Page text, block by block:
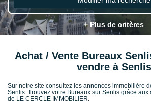
+ Plus de critères
Achat / Vente Bureaux
vendre à Senlis
Sur notre site consultez les annonces immobilière
Senlis. Trouvez votre Bureaux sur Senlis grâce
de LE CERCLE IMMOBILIER.